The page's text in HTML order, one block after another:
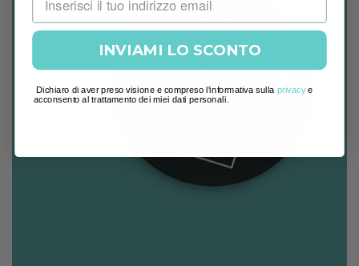
M
A
I
N
H
E
A
D
L
I
N
E
S
m
a
lle
r
H
e
a
d
lin
e
Lorem ipsum dolor sit amet, conse.
INVIAMI LO SCONTO
Dichiaro di aver preso visione e compreso l'informativa sulla privacye
acconsento al trattamento dei miei dati personali.